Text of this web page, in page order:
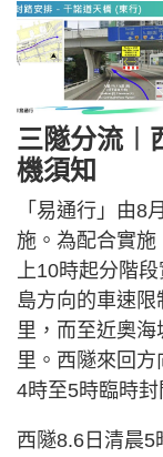
三隧分流︱
機須知
「易通行」由8
施。為配合實
上10時起分階
島方向的車速
里，而至近奧
里。西隧來回
4時至5時臨時封
西隧8.6日清晨5